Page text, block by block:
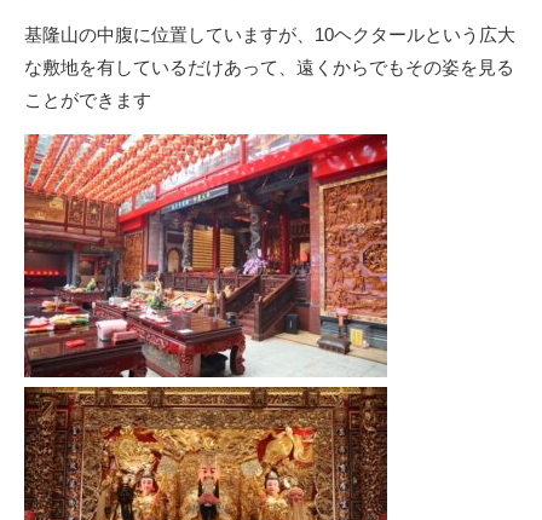
基隆山の中腹に位置していますが、10ヘクタールという広大
な敷地を有しているだけあって、遠くからでもその姿を見る
ことができます